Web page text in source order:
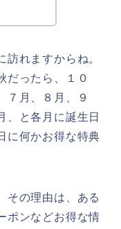
れますからね。
だったら、１０
７月、８月、９
、と各月に誕生日
に何かお得な特典
その理由は、ある
ポンなどお得な情